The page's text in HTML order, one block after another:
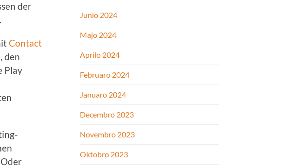
der
Contact
den
Play
Junio 2024
Majo 2024
Aprilo 2024
Februaro 2024
Januaro 2024
Decembro 2023
Novembro 2023
Oktobro 2023